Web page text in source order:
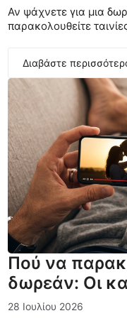
Αν ψάχνετε για μια
παρακολουθείτε
Διαβάστε
Πού να
δωρεάν: Οι
28 Ιουλίου 2026